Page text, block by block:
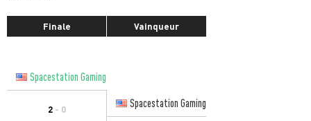
Finale Vainqueur
Spacestation Gaming
2- 0
Spacestation Gaming